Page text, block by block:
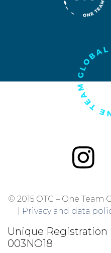
© 2015 OTG – One
Privacy and data
Unique Registration
003NO18